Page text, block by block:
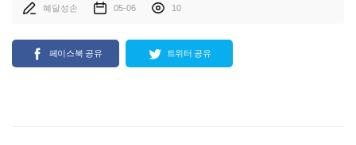
혜달성손 05-06 10
페이스북 공유 트위터 공유